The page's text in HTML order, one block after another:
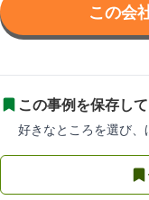
この会
この事例を保存し
好きなところを選び、